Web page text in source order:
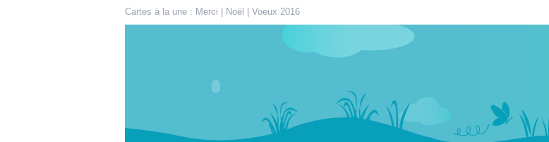
Cartes à la une : Merci Noël Voeux 2016